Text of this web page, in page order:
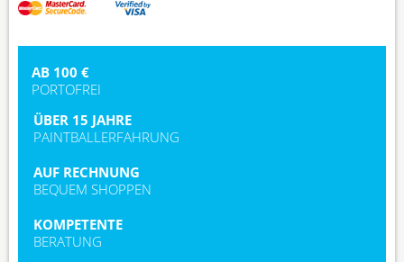
AB 100 €
PORTOFREI
ÜBER 15 JAHRE
PAINTBALLERFAHRUNG
AUF RECHNUNG
BEQUEM SHOPPEN
KOMPETENTE
BERATUNG